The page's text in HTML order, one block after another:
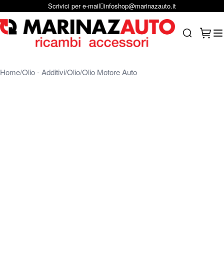
Salta al contenutoScrivici su Whastapp +39 331 1804865
HomeOlio - AdditiviOlioOlio Motore Auto